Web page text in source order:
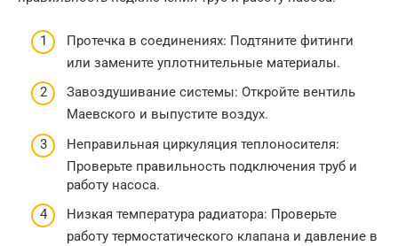
Протечка в соединениях: Подтяните фитинги
или замените уплотнительные материалы.
Завоздушивание системы: Откройте вентиль
Маевского и выпустите воздух.
Неправильная циркуляция теплоносителя:
Проверьте правильность подключения труб и
работу насоса.
Низкая температура радиатора: Проверьте
работу термостатического клапана и давление в